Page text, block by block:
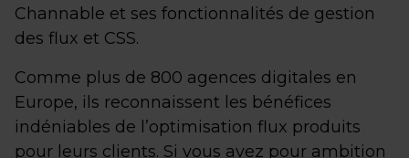
Channable et ses fonctionnalités de gestion
des flux et CSS.
Comme plus de 800 agences digitales en
Europe, ils reconnaissent les bénéfices
indéniables de l’optimisation flux produits
pour leurs clients. Si vous avez pour ambition